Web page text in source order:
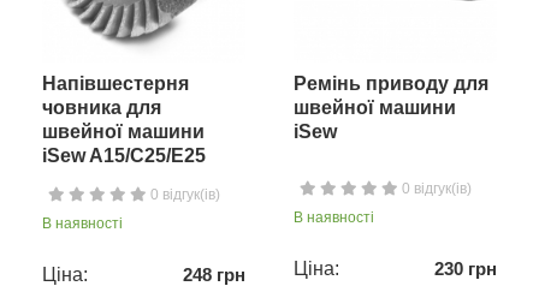
Напівшестерня
човника для
швейної машини
iSew A15/C25/E25
0 відгук(ів)
В наявності
Ціна: 248 грн
Ремінь приводу для
швейної машини
iSew
0 відгук(ів)
В наявності
Ціна: 230 грн